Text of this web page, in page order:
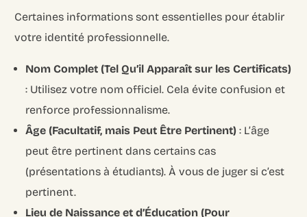
Certaines informations sont essentielles pour établir
votre identité professionnelle.
Nom Complet (Tel Qu’il Apparaît sur les Certificats)
: Utilisez votre nom officiel. Cela évite confusion et
renforce professionnalisme.
Âge (Facultatif, mais Peut Être Pertinent) : L’âge
peut être pertinent dans certains cas
(présentations à étudiants). À vous de juger si c’est
pertinent.
Lieu de Naissance et d’Éducation (Pour